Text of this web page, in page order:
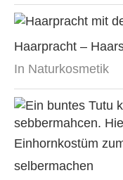
Haarpracht –
In Naturkosmetik
Einhornkostüm
selbermachen